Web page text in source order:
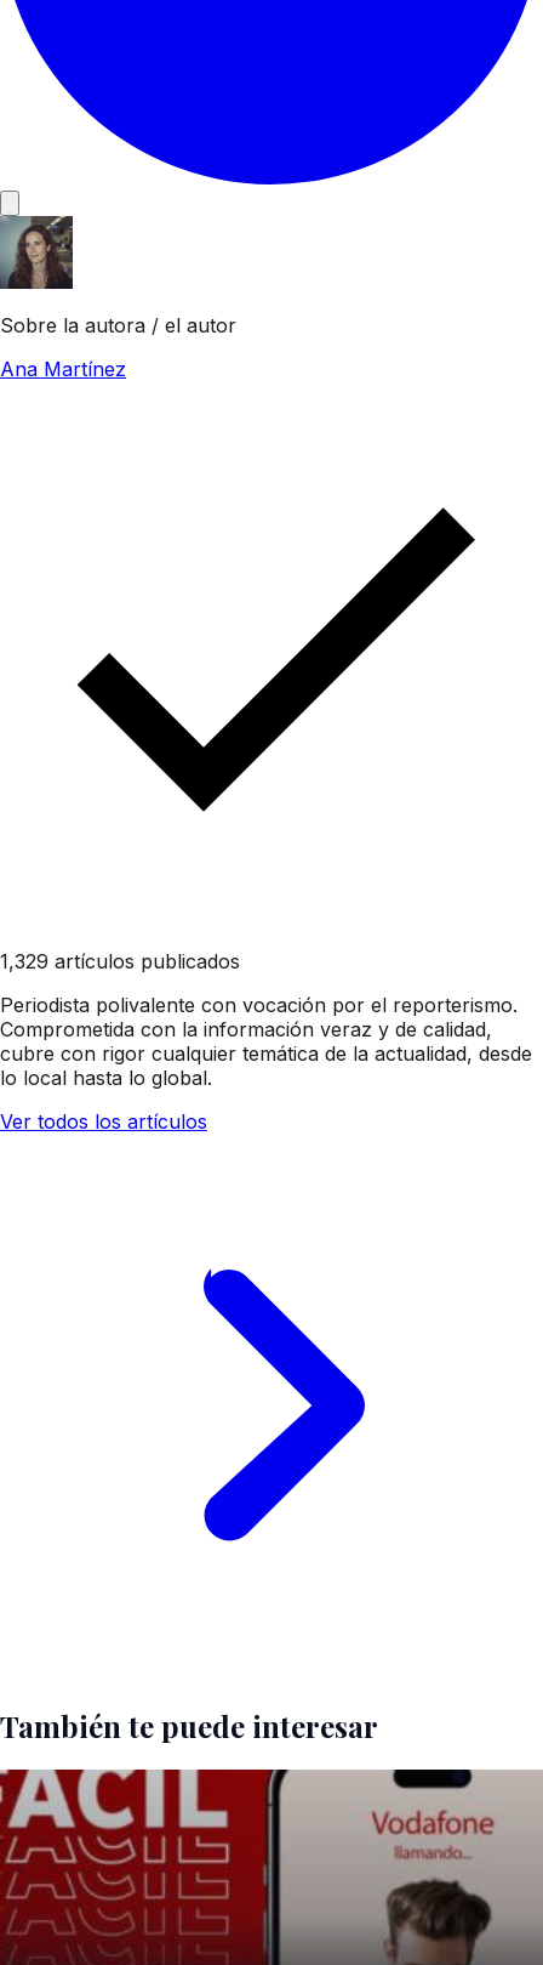
Sobre la autora / el autor
Ana Martínez
1,329 artículos publicados
Periodista polivalente con vocación por el reporterismo.
Comprometida con la información veraz y de calidad,
cubre con rigor cualquier temática de la actualidad, desde
lo local hasta lo global.
Ver todos los artículos
También te puede interesar